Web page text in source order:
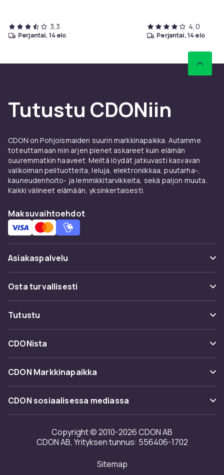
3,3
perjantai, 14 elo
4,0
perjantai, 14 elo
Tutustu CDONiin
CDON on Pohjoismaiden suurin markkinapaikka. Autamme
toteuttamaan niin arjen pienet askareet kuin elämän
suuremmatkin haaveet. Meiltä löydät jatkuvasti kasvavan
valikoiman pelituotteita, leluja, elektroniikkaa, puutarha-,
kauneudenhoito- ja lemmikkitarvikkeita, sekä paljon muuta.
Kaikki välineet elämään, yksinkertaisesti.
Maksuvaihtoehdot
Asiakaspalvelu
Usein kysyttyä (UKK)
Seuraa pakettia
Ota yhteyttä
Osta turvallisesti
Maksuvaihtoehdot
Toimitus
Takaisinvedot
Tutustu
Kategoriat
Tuotemerkit
CDONista
Tietoa meistä
Asiakasarvionnit
Investor relations
Saavutettavuusseloste
CDON Markkinapaikka
Merchant Help Center
CDON sosiaalisessa mediassa
Copyright © 2010-2026 CDON AB
CDON AB, Yrityksen tunnus: 556406-1702
Sitemap